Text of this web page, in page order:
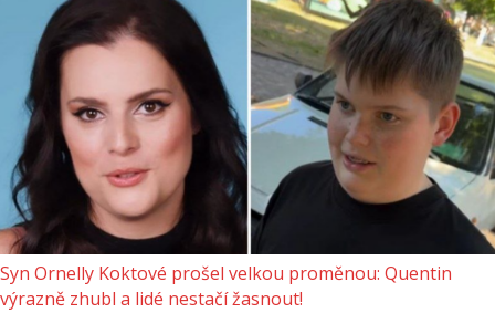
Syn Ornelly Koktové prošel velkou proměnou: Quentin
výrazně zhubl a lidé nestačí žasnout!